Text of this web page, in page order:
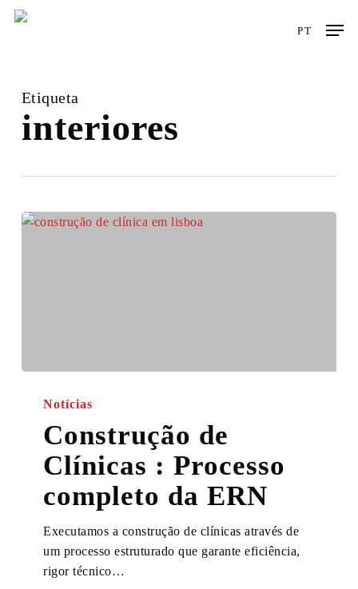
Skip
PT
Etiqueta
interiores
Processo
Notícias
Construção de
Clínicas : Processo
completo da ERN
Executamos a construção de clínicas através de
um processo estruturado que garante eficiência,
rigor técnico…